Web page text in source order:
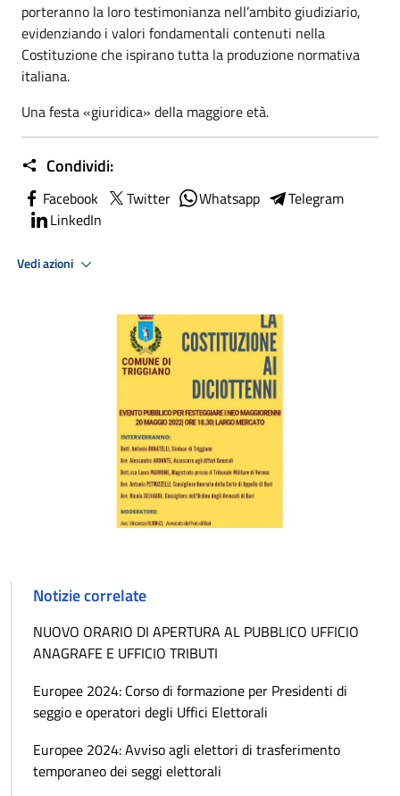
porteranno la loro testimonianza nell’ambito giudiziario,
evidenziando i valori fondamentali contenuti nella
Costituzione che ispirano tutta la produzione normativa
italiana.
Una festa «giuridica» della maggiore età.
Condividi:
Facebook Twitter Whatsapp
Telegram
LinkedIn
Vedi azioni
Notizie correlate
NUOVO ORARIO DI APERTURA AL PUBBLICO UFFICIO
ANAGRAFE E UFFICIO TRIBUTI
Europee 2024: Corso di formazione per Presidenti di
seggio e operatori degli Uffici Elettorali
Europee 2024: Avviso agli elettori di trasferimento
temporaneo dei seggi elettorali